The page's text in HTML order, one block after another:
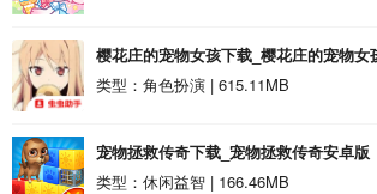
樱花庄的宠物女孩下载_樱花庄的宠物女
类型：角色扮演 | 615.11MB
宠物拯救传奇下载_宠物拯救传奇安卓版
类型：休闲益智 | 166.46MB